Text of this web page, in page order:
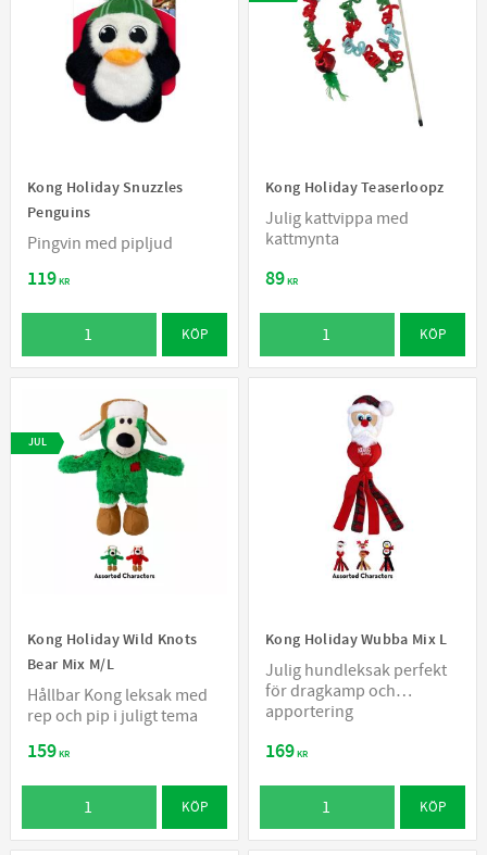
Kong Holiday Snuzzles
Penguins
Pingvin med pipljud
119KR
KÖP
Kong Holiday Teaserloopz
Julig kattvippa med
kattmynta
89KR
KÖP
Kong Holiday Wild Knots
Bear Mix M/L
Hållbar Kong leksak med
rep och pip i juligt tema
159KR
JUL
KÖP
Kong Holiday Wubba Mix L
Julig hundleksak perfekt
för dragkamp och
apportering
169KR
KÖP